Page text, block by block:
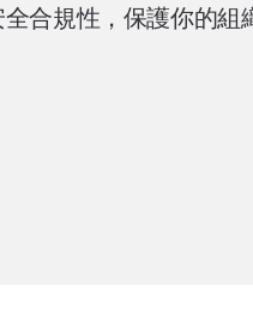
合規性，保護你的